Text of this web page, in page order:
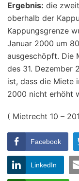
Ergebnis: die
oberhalb der
Kappungsgrenze
Januar 2000 um
ausgeschöpft. Die
des 31. Dezember
ist, dass die Miete
2000 nicht erhöht
( Mietrecht 10 –
Facebook
LinkedIn